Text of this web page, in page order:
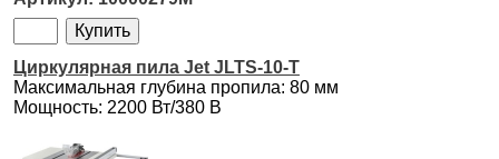
Циркулярная пила Jet JLTS-10-T
Максимальная глубина пропила: 80 мм
Мощность: 2200 Вт/380 В